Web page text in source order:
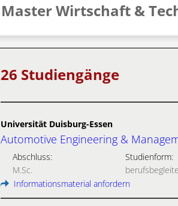
Master Wirtschaft &
26 Studiengänge
Universität Duisburg-Essen
Automotive Engineering &
Abschluss:
M.Sc.
Studienform:
Informationsmaterial anfordern